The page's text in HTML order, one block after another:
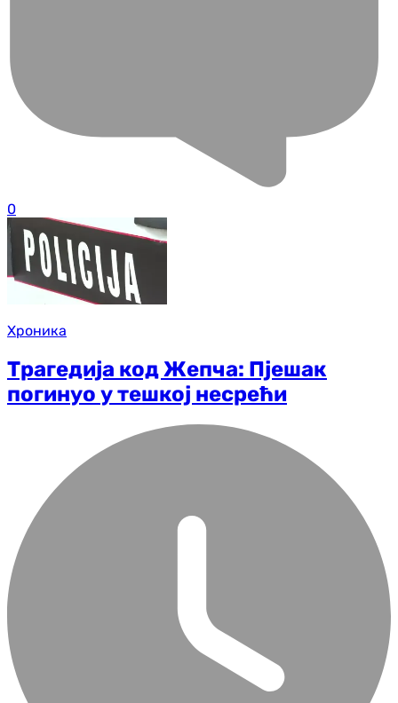
0
Хроника
Трагедија код Жепча: Пјешак
погинуо у тешкој несрећи